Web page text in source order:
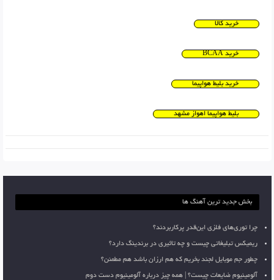
خرید کالا
خرید BCAA
خرید بلیط هواپیما
بلیط هواپیما اهواز مشهد
بخش جدید ترین آهنگ ها
چرا توری‌های فلزی این‌قدر پرکاربردند؟
ریمیکس تبلیغاتی چیست و چه تاثیری در برندینگ دارد؟
چطور جم موبایل لجند بخریم که هم ارزان باشد هم مطمئن؟
آلومینیوم ضایعات چیست؟ | همه چیز درباره آلومینیوم دست دوم